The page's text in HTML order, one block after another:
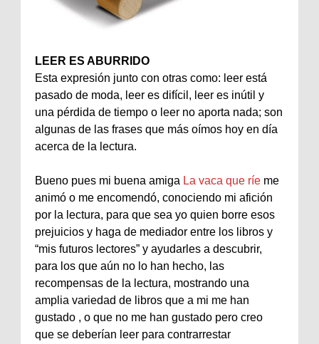
LEER ES ABURRIDO
Esta expresión junto con otras como: leer está
pasado de moda, leer es difícil, leer es inútil y
una pérdida de tiempo o leer no aporta nada; son
algunas de las frases que más oímos hoy en día
acerca de la lectura.
Bueno pues mi buena amiga La vaca que ríe me
animó o me encomendó, conociendo mi afición
por la lectura, para que sea yo quien borre esos
prejuicios y haga de mediador entre los libros y
“mis futuros lectores” y ayudarles a descubrir,
para los que aún no lo han hecho, las
recompensas de la lectura, mostrando una
amplia variedad de libros que a mi me han
gustado , o que no me han gustado pero creo
que se deberían leer para contrarrestar